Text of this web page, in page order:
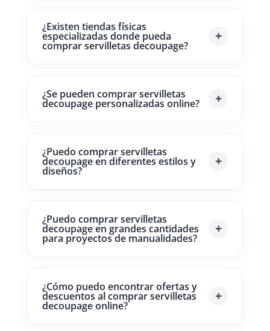
¿Existen tiendas físicas
especializadas donde pueda
comprar servilletas decoupage?
¿Se pueden comprar servilletas
decoupage personalizadas online?
¿Puedo comprar servilletas
decoupage en diferentes estilos y
diseños?
¿Puedo comprar servilletas
decoupage en grandes cantidades
para proyectos de manualidades?
¿Cómo puedo encontrar ofertas y
descuentos al comprar servilletas
decoupage online?